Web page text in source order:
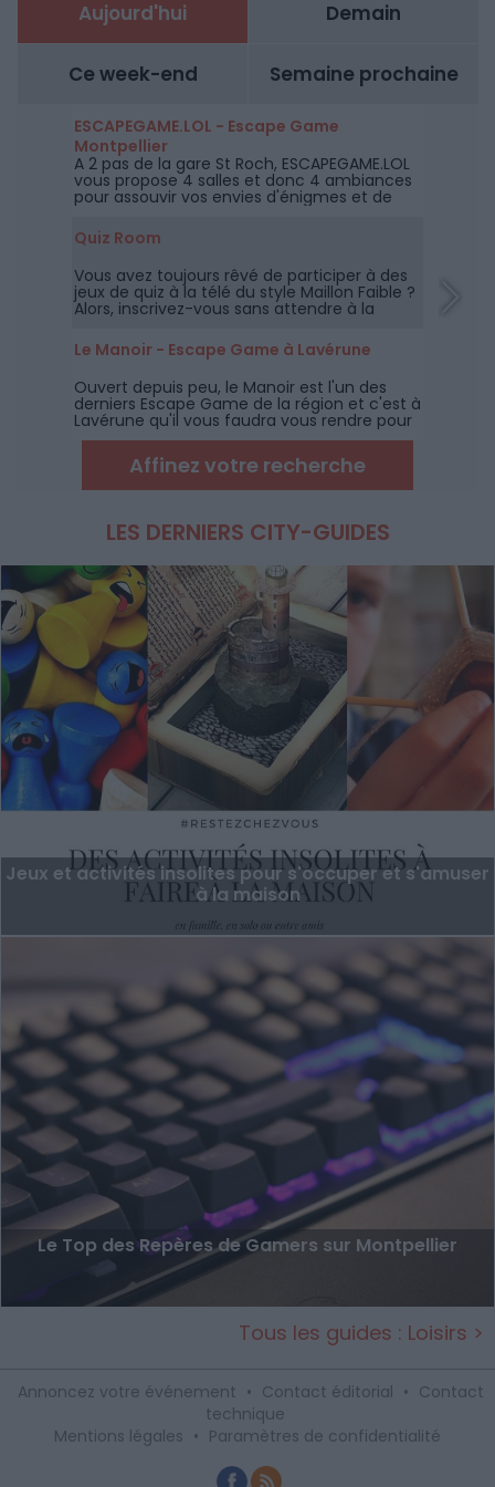
Aujourd'hui Demain
Ce week-end Semaine prochaine
ESCAPEGAME.LOL - Escape Game
Montpellier
A 2 pas de la gare St Roch, ESCAPEGAME.LOL
vous propose 4 salles et donc 4 ambiances
pour assouvir vos envies d'énigmes et de
challenges.
Quiz Room
Vous avez toujours rêvé de participer à des
jeux de quiz à la télé du style Maillon Faible ?
Alors, inscrivez-vous sans attendre à la
Le Manoir - Escape Game à Lavérune
Ouvert depuis peu, le Manoir est l'un des
derniers Escape Game de la région et c'est à
Lavérune qu'il vous faudra vous rendre pour
tenter de retrouver la relique perdue du
Professeur Gordon !
Affinez votre recherche
LES DERNIERS CITY-GUIDES
Jeux et activités insolites pour s'occuper et s'amuser
à la maison
Le Top des Repères de Gamers sur Montpellier
Tous les guides : Loisirs >
Annoncez votre événement • Contact éditorial • Contact
technique
Mentions légales • Paramètres de confidentialité